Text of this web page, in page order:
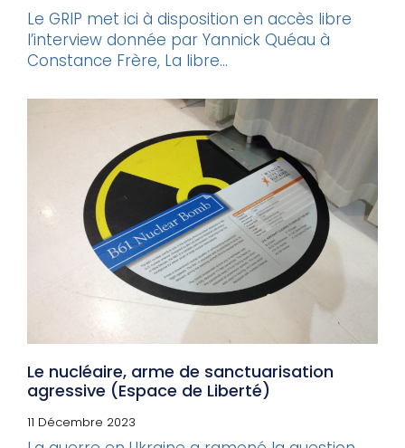
Le GRIP met ici à disposition en accès libre
l’interview donnée par Yannick Quéau à
Constance Frère, La libre...
Le nucléaire, arme de sanctuarisation
agressive (Espace de Liberté)
11 Décembre 2023